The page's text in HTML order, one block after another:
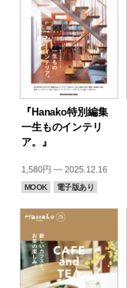
『Hanako特別編集
一生ものインテリ
ア。』
1,580円 — 2025.12.16
MOOK 電子版あり